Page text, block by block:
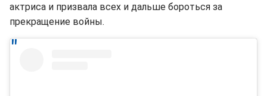
актриса и призвала всех и дальше бороться за
прекращение войны.